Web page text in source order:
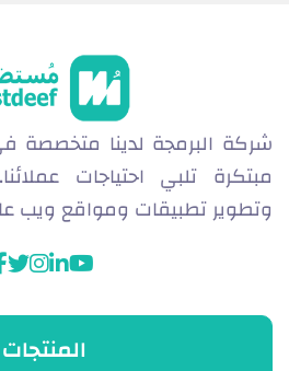
البرمجة لدينا متخصصة في
تلبي احتياجات
تطبيقات ومواقع ويب
linkedin
youtube
المنتجات